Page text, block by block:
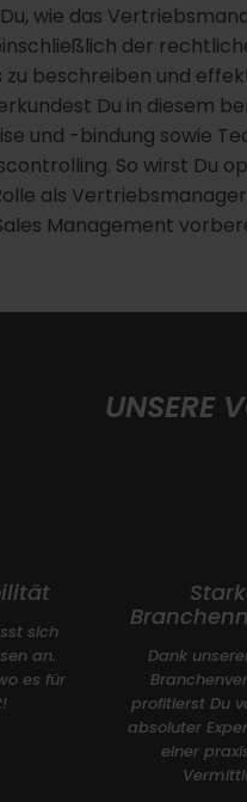
wie das
der
beschreiben und
Du in diesem
und -bindung sowie
So wirst Du
als
Management
UNSERE
sich
an.
es für
Dank
profitierst Du
absoluter
einer